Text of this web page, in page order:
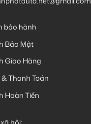
bảo hành
Bảo Mật
Giao Hàng
Thanh Toán
Hoàn Tiền